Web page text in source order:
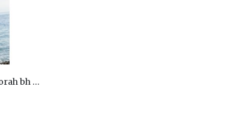
Chantelle EasyFeel Norah bh met een spacer cup C13FN3